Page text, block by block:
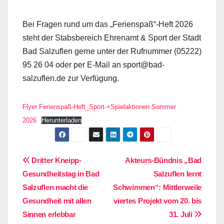
Bei Fragen rund um das „Ferienspaß“-Heft 2026
steht der Stabsbereich Ehrenamt & Sport der Stadt
Bad Salzuflen gerne unter der Rufnummer (05222)
95 26 04 oder per E-Mail an sport@bad-
salzuflen.de zur Verfügung.
Flyer Ferienspaß-Heft_Sport-+Spielaktionen Sommer
2026
Herunterladen
Beitragsnavigation
Akteurs-Bündnis „Bad
Salzuflen lernt
Schwimmen“: Mittlerweile
viertes Projekt vom 20. bis
31. Juli
Dritter Kneipp-
Gesundheitstag in Bad
Salzuflen macht die
Gesundheit mit allen
Sinnen erlebbar